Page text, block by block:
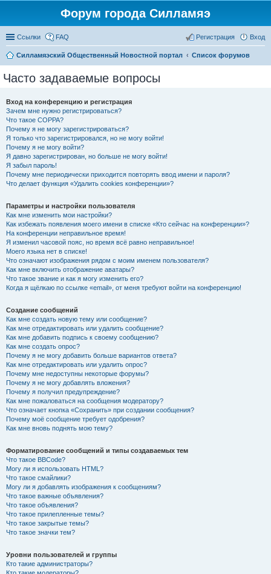
Форум города Силламяэ
Ссылки FAQ Вход
Регистрация
Силламяэский Общественный Новостной портал Список форумов
Часто задаваемые вопросы
Вход на конференцию и регистрация
Зачем мне нужно регистрироваться?
Что такое COPPA?
Почему я не могу зарегистрироваться?
Я только что зарегистрировался, но не могу войти!
Почему я не могу войти?
Я давно зарегистрирован, но больше не могу войти!
Я забыл пароль!
Почему мне периодически приходится повторять ввод имени и пароля?
Что делает функция «Удалить cookies конференции»?
Параметры и настройки пользователя
Как мне изменить мои настройки?
Как избежать появления моего имени в списке «Кто сейчас на конференции»?
На конференции неправильное время!
Я изменил часовой пояс, но время всё равно неправильное!
Моего языка нет в списке!
Что означают изображения рядом с моим именем пользователя?
Как мне включить отображение аватары?
Что такое звание и как я могу изменить его?
Когда я щёлкаю по ссылке «email», от меня требуют войти на конференцию!
Создание сообщений
Как мне создать новую тему или сообщение?
Как мне отредактировать или удалить сообщение?
Как мне добавить подпись к своему сообщению?
Как мне создать опрос?
Почему я не могу добавить больше вариантов ответа?
Как мне отредактировать или удалить опрос?
Почему мне недоступны некоторые форумы?
Почему я не могу добавлять вложения?
Почему я получил предупреждение?
Как мне пожаловаться на сообщения модератору?
Что означает кнопка «Сохранить» при создании сообщения?
Почему моё сообщение требует одобрения?
Как мне вновь поднять мою тему?
Форматирование сообщений и типы создаваемых тем
Что такое BBCode?
Могу ли я использовать HTML?
Что такое смайлики?
Могу ли я добавлять изображения к сообщениям?
Что такое важные объявления?
Что такое объявления?
Что такое прилепленные темы?
Что такое закрытые темы?
Что такое значки тем?
Уровни пользователей и группы
Кто такие администраторы?